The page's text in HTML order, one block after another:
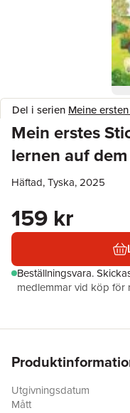
Del i serien Meine
Mein erstes
lernen auf
Häftad, Tyska, 2025
159 kr
Beställningsvara.
medlemmar vid köp för
Utgivningsdatum
Mått